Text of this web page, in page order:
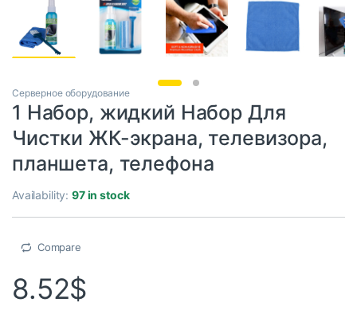
Серверное оборудование
1 Набор, жидкий Набор Для
Чистки ЖК-экрана, телевизора,
планшета, телефона
Availability:97 in stock
Compare
8.52$